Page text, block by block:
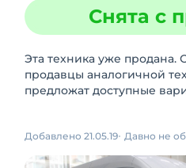
Снята с
Эта техника уже продана.
продавцы аналогичной
предложат доступные
Добавлено 21.05.19 Давно не